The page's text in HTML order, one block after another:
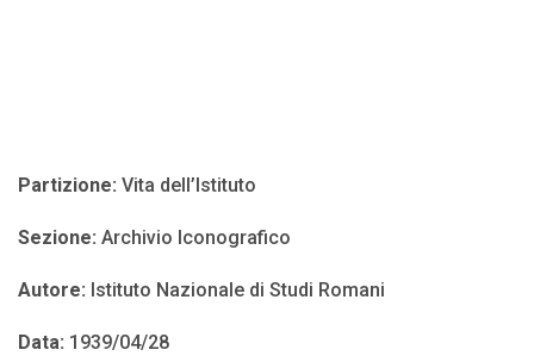
Partizione: Vita dell’Istituto
Sezione: Archivio Iconografico
Autore: Istituto Nazionale di Studi Romani
Data: 1939/04/28